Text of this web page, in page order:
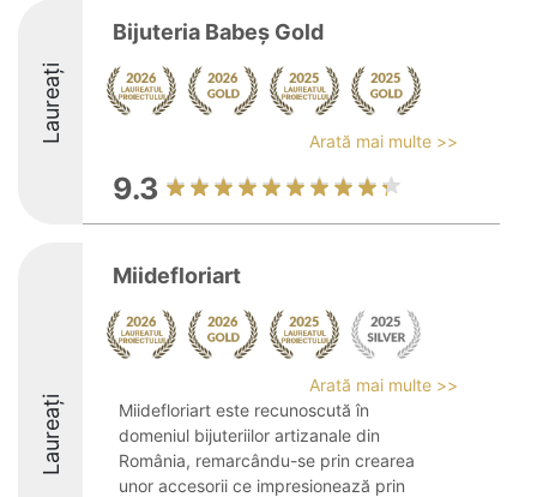
Laureați
Bijuteria Babeș Gold
Arată mai multe >>
9.3
Laureați
Miidefloriart
Arată mai multe >>
Miidefloriart este recunoscută în
domeniul bijuteriilor artizanale din
România, remarcându-se prin crearea
unor accesorii ce impresionează prin